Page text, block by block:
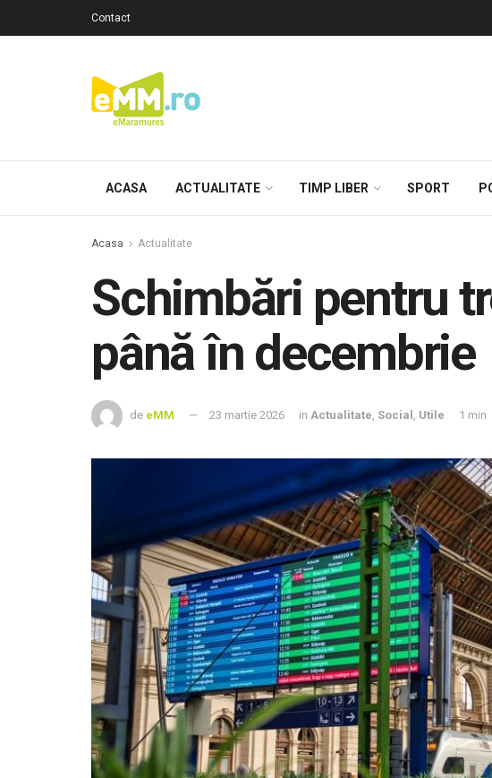
Contact
ACASA ACTUALITATE TIMP LIBER SPORT
Acasa Actualitate
Schimbări pentru
până în decembrie
de eMM 23 martie 2026 in Actualitate, Social , Utile 1 min